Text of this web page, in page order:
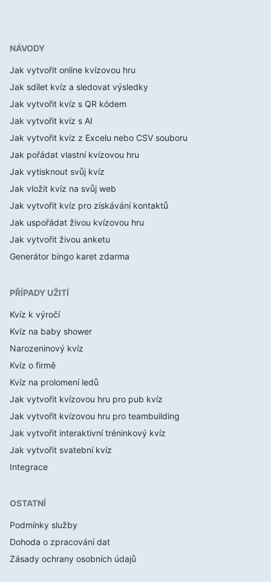
NÁVODY
Jak vytvořit online kvízovou hru
Jak sdílet kvíz a sledovat výsledky
Jak vytvořit kvíz s QR kódem
Jak vytvořit kvíz s AI
Jak vytvořit kvíz z Excelu nebo CSV souboru
Jak pořádat vlastní kvízovou hru
Jak vytisknout svůj kvíz
Jak vložit kvíz na svůj web
Jak vytvořit kvíz pro získávání kontaktů
Jak uspořádat živou kvízovou hru
Jak vytvořit živou anketu
Generátor bingo karet zdarma
PŘÍPADY UŽITÍ
Kvíz k výročí
Kvíz na baby shower
Narozeninový kvíz
Kvíz o firmě
Kvíz na prolomení ledů
Jak vytvořit kvízovou hru pro pub kvíz
Jak vytvořit kvízovou hru pro teambuilding
Jak vytvořit interaktivní tréninkový kvíz
Jak vytvořit svatební kvíz
Integrace
OSTATNÍ
Podmínky služby
Dohoda o zpracování dat
Zásady ochrany osobních údajů